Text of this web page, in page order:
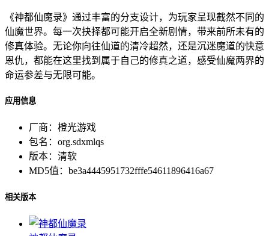
《神都仙魔录》通过丰富的分支设计，为玩家呈现截然不同的
仙魔世界。每一次抉择都可能开启全新剧情，带来前所未有的
修真体验。无论你向往仙道的清冷超然，还是沉迷魔道的快意
恩仇，都能在这里找到属于自己的修真之道，感受仙魔两界的
命运参差与无限可能。
应用信息
厂商： 橙光游戏
包名： org.sdxmlqs
版本： 清软
MD5值： be3a4445951732fffe54611896416a67
相关版本